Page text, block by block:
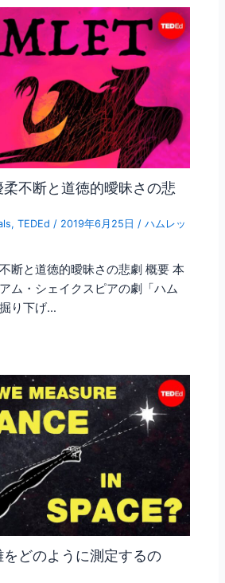
不断と道徳的曖昧さの悲
,TEDEd / 2019年6月25日 /ハムレッ
断と道徳的曖昧さの悲劇 概要 本
ム・シェイクスピアの劇「ハム
り下げ…
どのように測定するの